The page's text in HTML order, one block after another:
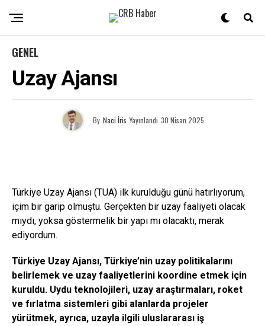
GENEL
Uzay Ajansı
By Naci İris Yayınlandı 30 Nisan 2025
Türkiye Uzay Ajansı (TUA) ilk kurulduğu günü hatırlıyorum,
içim bir garip olmuştu. Gerçekten bir uzay faaliyeti olacak
mıydı, yoksa göstermelik bir yapı mı olacaktı, merak
ediyordum.
Türkiye Uzay Ajansı, Türkiye’nin uzay politikalarını
belirlemek ve uzay faaliyetlerini koordine etmek için
kuruldu. Uydu teknolojileri, uzay araştırmaları, roket
ve fırlatma sistemleri gibi alanlarda projeler
yürütmek, ayrıca, uzayla ilgili uluslararası iş